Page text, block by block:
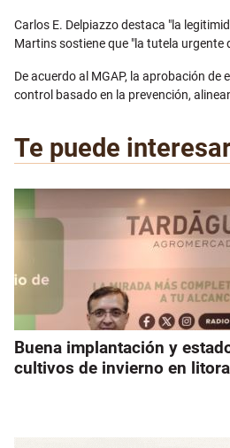
Carlos E. Delpiazzo destaca "la
Martins sostiene que "la tutela
De acuerdo al MGAP, la aprobación
control basado en la prevención,
Te puede
Buena implantación y
cultivos de invierno en